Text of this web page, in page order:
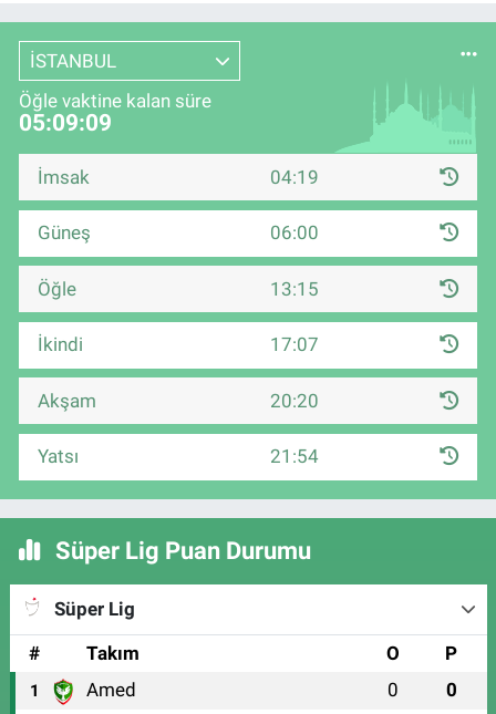
İSTANBUL
Öğle vaktine kalan süre
05:09:08
İmsak 04:19
Güneş 06:00
Öğle 13:15
İkindi 17:07
Akşam 20:20
Yatsı 21:54
Süper Lig Puan Durumu
Süper Lig
#
Takım O P
1 Amed 0 0